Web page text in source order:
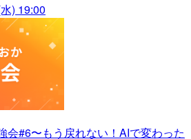
) 19:00
会#6〜もう戻れない！AIで変わった